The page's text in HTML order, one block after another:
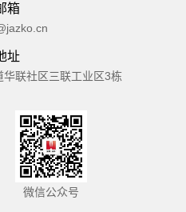
箱
址
联社区三联工业区3栋
微信公众号